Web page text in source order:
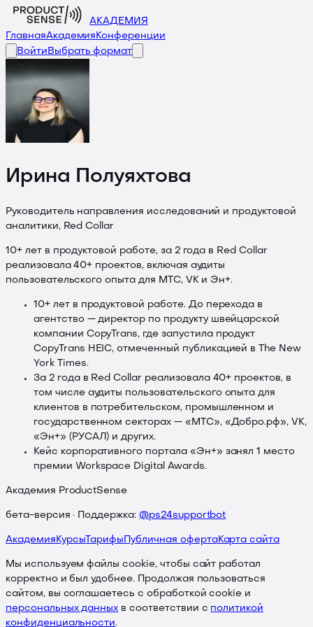
АКАДЕМИЯ
ГлавнаяАкадемия Конференции
Войти Выбрать формат
Ирина Полуяхтова
Руководитель направления исследований и продуктовой
аналитики, Red Collar
10+ лет в продуктовой работе, за 2 года в Red Collar
реализовала 40+ проектов, включая аудиты
пользовательского опыта для МТС, VK и Эн+.
10+ лет в продуктовой работе. До перехода в
агентство — директор по продукту швейцарской
компании CopyTrans, где запустила продукт
CopyTrans HEIC, отмеченный публикацией в The New
York Times.
За 2 года в Red Collar реализовала 40+ проектов, в
том числе аудиты пользовательского опыта для
клиентов в потребительском, промышленном и
государственном секторах — «МТС», «Добро.рф», VK,
«Эн+» (РУСАЛ) и других.
Кейс корпоративного портала «Эн+» занял 1 место
премии Workspace Digital Awards.
Академия ProductSense
бета-версия · Поддержка: @ps24supportbot
Академия КурсыТарифы Публичная офертаКарта сайта
Мы используем файлы cookie, чтобы сайт работал
корректно и был удобнее. Продолжая пользоваться
сайтом, вы соглашаетесь с обработкой cookie и
персональных данных в соответствии с политикой
конфиденциальности.